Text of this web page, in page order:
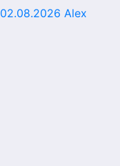
02.08.2026 Alex